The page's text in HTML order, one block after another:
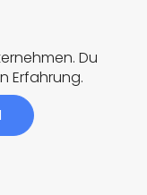
Du
Erfahrung.